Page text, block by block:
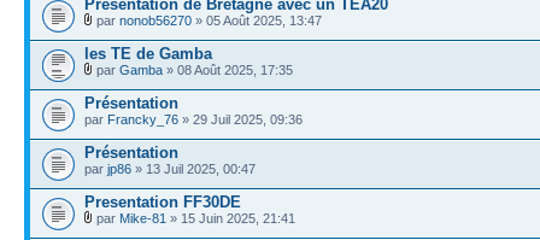
Présentation de Bretagne avec un TEA20
par nonob56270 » 05 Août 2025, 13:47
les TE de Gamba
par Gamba » 08 Août 2025, 17:35
Présentation
par Francky_76 » 29 Juil 2025, 09:36
Présentation
par jp86 » 13 Juil 2025, 00:47
Presentation FF30DE
par Mike-81 » 15 Juin 2025, 21:41